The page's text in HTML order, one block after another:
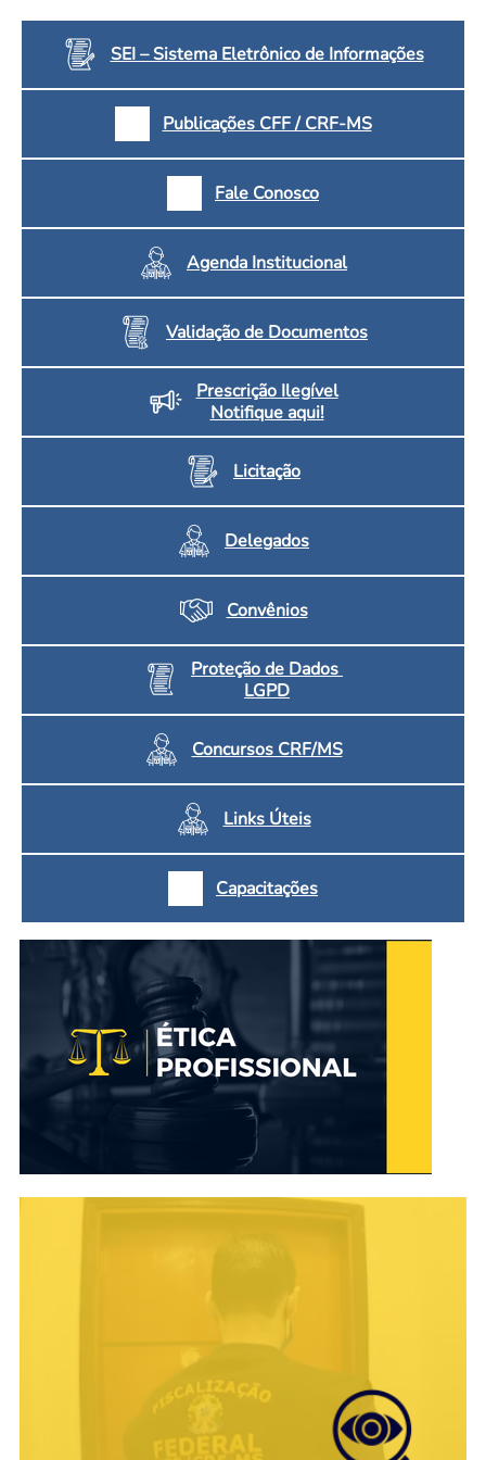
Consulta de Farmacêuticos e Estabelecimentos Inscritos no CRF/MS
Calendário Eleitoral
Candidatos
Dúvidas Frequentes
Eleições Anteriores
SEI – Sistema Eletrônico de Informações
Publicações CFF / CRF-MS
Fale Conosco
Agenda Institucional
Validação de Documentos
Prescrição Ilegível
Notifique aqui!
Licitação
Delegados
Convênios
Proteção de Dados
LGPD
Concursos CRF/MS
Links Úteis
Capacitações